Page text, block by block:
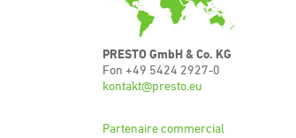
Compacteur pour palettes en bois
PRESTO GmbH & Co. KG
Fon +49 5424 2927-0
kontakt@presto.eu
Partenaire commercial